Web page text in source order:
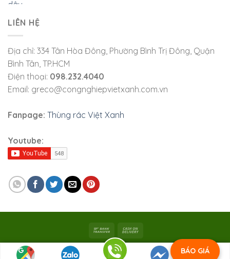
LIÊN HỆ
Địa chỉ: 334 Tân Hòa Đông, Phường Bình Trị Đông, Quận
Bình Tân, TP.HCM
Điện thoại: 098.232.4040
Email: greco@congnghiepvietxanh.com.vn
Fanpage: Thùng rác Việt Xanh
Youtube:
BÁO GIÁ
Bản quyền 2026 © Viet Xanh Industry |Công ty TNHH SX